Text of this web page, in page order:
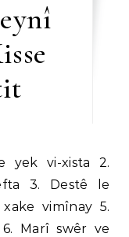
3. Destê le
vimînay 5.
Marî swêr ve